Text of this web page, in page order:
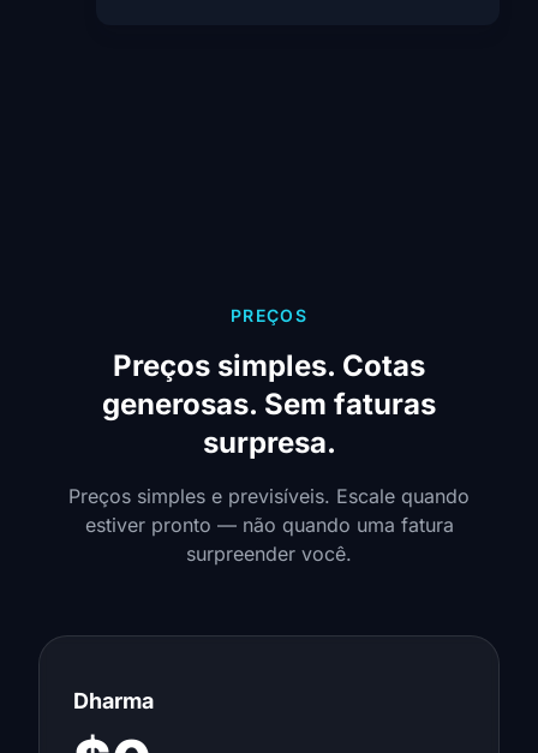
PREÇOS
Preços simples. Cotas
generosas. Sem faturas
surpresa.
Preços simples e previsíveis. Escale quando
estiver pronto — não quando uma fatura
surpreender você.
Dharma